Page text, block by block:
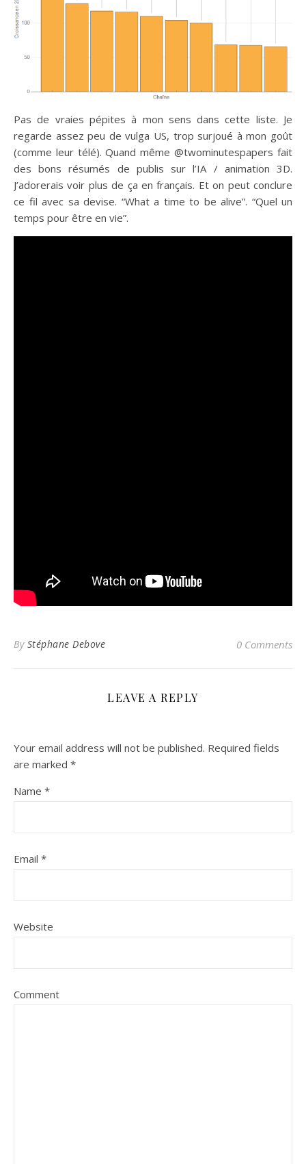
Pas de vraies pépites à mon sens dans cette liste. Je
regarde assez peu de vulga US, trop surjoué à mon goût
(comme leur télé). Quand même @twominutespapers fait
des bons résumés de publis sur l’IA / animation 3D.
J’adorerais voir plus de ça en français. Et on peut conclure
ce fil avec sa devise. “What a time to be alive”. “Quel un
temps pour être en vie”.
By Stéphane Debove 0 Comments
LEAVE A REPLY
Your email address will not be published. Required fields
are marked *
Name *
Email *
Website
Comment